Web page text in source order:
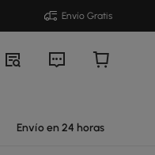
Envío Gratis
Envío en 24 horas